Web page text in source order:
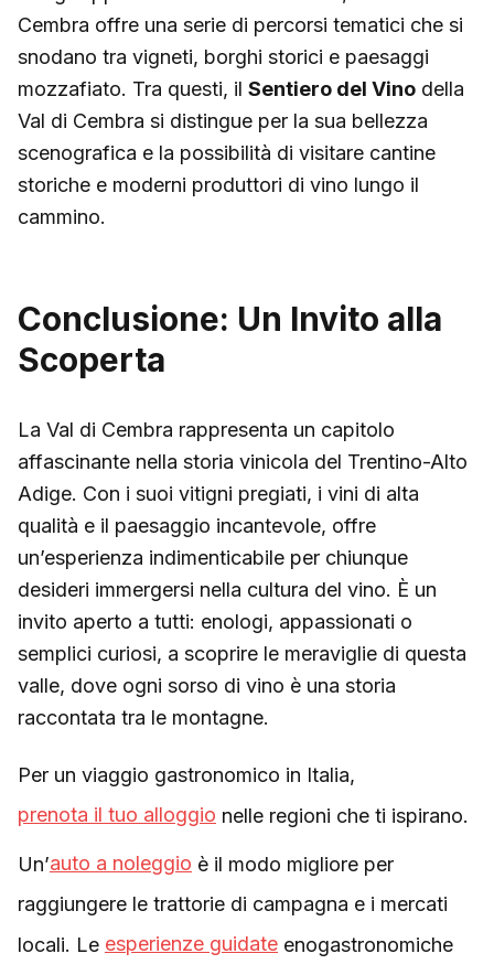
Cembra offre una serie di percorsi tematici che si
snodano tra vigneti, borghi storici e paesaggi
mozzafiato. Tra questi, il Sentiero del Vino della
Val di Cembra si distingue per la sua bellezza
scenografica e la possibilità di visitare cantine
storiche e moderni produttori di vino lungo il
cammino.
Conclusione: Un Invito alla
Scoperta
La Val di Cembra rappresenta un capitolo
affascinante nella storia vinicola del Trentino-Alto
Adige. Con i suoi vitigni pregiati, i vini di alta
qualità e il paesaggio incantevole, offre
un’esperienza indimenticabile per chiunque
desideri immergersi nella cultura del vino. È un
invito aperto a tutti: enologi, appassionati o
semplici curiosi, a scoprire le meraviglie di questa
valle, dove ogni sorso di vino è una storia
raccontata tra le montagne.
Per un viaggio gastronomico in Italia,
prenota il tuo alloggio nelle regioni che ti ispirano.
Un’auto a noleggio è il modo migliore per
raggiungere le trattorie di campagna e i mercati
locali. Le esperienze guidate enogastronomiche